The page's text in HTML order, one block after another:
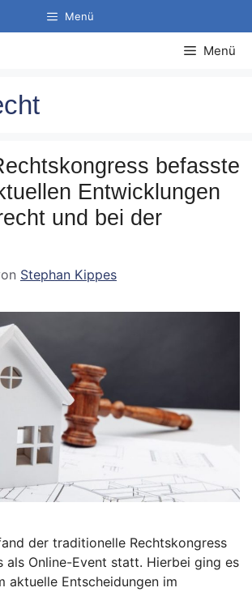
Menü
Menü
befasste
Entwicklungen
und bei der
Stephan Kippes
der traditionelle Rechtskongress
als Online-Event statt. Hierbei ging es
aktuelle Entscheidungen im